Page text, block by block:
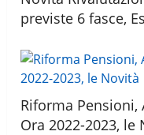
previste 6 fasce,
Riforma
Ora 2022-2023, le